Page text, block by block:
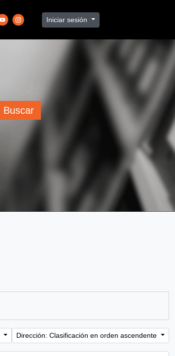
Iniciar sesión
Buscar
Dirección: Clasificación en orden ascendente